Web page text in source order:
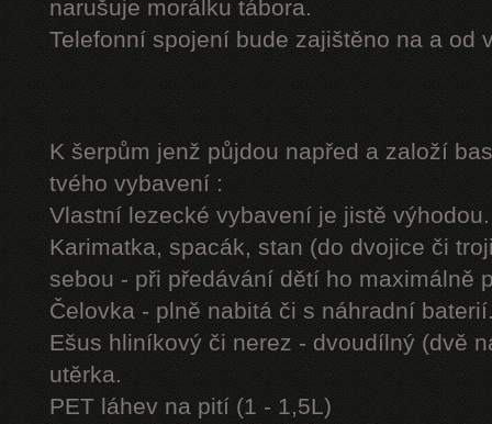
narušuje morálku tábora.
Telefonní spojení bude zajištěno na a od
K šerpům jenž půjdou napřed a založí
tvého vybavení :
Vlastní lezecké vybavení je jistě výhodou.
Karimatka, spacák, stan (do dvojice či
sebou - při předávání dětí ho maximálně
Čelovka - plně nabitá či s náhradní
Ešus hliníkový či nerez - dvoudílný (dvě
utěrka.
PET láhev na pití (1 - 1,5L)